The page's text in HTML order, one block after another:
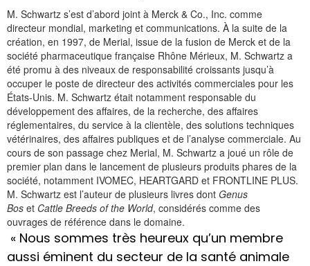
M. Schwartz s’est d’abord joint à Merck & Co., Inc. comme
directeur mondial, marketing et communications. À la suite de la
création, en 1997, de Merial, issue de la fusion de Merck et de la
société pharmaceutique française Rhône Mérieux, M. Schwartz a
été promu à des niveaux de responsabilité croissants jusqu’à
occuper le poste de directeur des activités commerciales pour les
États-Unis. M. Schwartz était notamment responsable du
développement des affaires, de la recherche, des affaires
réglementaires, du service à la clientèle, des solutions techniques
vétérinaires, des affaires publiques et de l’analyse commerciale. Au
cours de son passage chez Merial, M. Schwartz a joué un rôle de
premier plan dans le lancement de plusieurs produits phares de la
société, notamment IVOMEC, HEARTGARD et FRONTLINE PLUS.
M. Schwartz est l’auteur de plusieurs livres dont Genus
Bos et Cattle Breeds of the World, considérés comme des
ouvrages de référence dans le domaine.
« Nous sommes très heureux qu’un membre
aussi éminent du secteur de la santé animale